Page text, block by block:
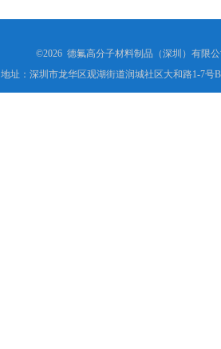
©2026 德氟高分子材料制品（深圳）有限
地址：深圳市龙华区观湖街道润城社区大和路1-7号